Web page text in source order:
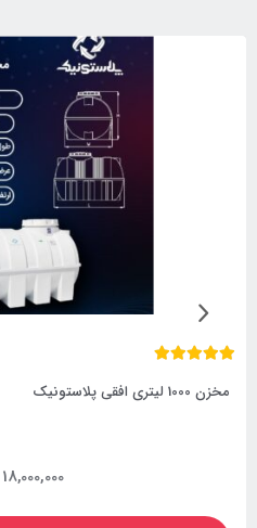
مخزن 1000 لیتری افقی پلاستونیک
18,000,000